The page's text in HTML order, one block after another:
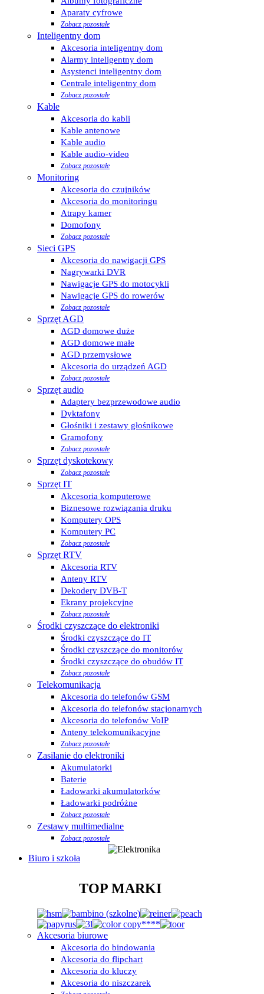
Aparaty cyfrowe
Zobacz pozostałe
Inteligentny dom
Akcesoria inteligentny dom
Alarmy inteligentny dom
Asystenci inteligentny dom
Centrale inteligentny dom
Zobacz pozostałe
Kable
Akcesoria do kabli
Kable antenowe
Kable audio
Kable audio-video
Zobacz pozostałe
Monitoring
Akcesoria do czujników
Akcesoria do monitoringu
Atrapy kamer
Domofony
Zobacz pozostałe
Sieci GPS
Akcesoria do nawigacji GPS
Nagrywarki DVR
Nawigacje GPS do motocykli
Nawigacje GPS do rowerów
Zobacz pozostałe
Sprzęt AGD
AGD domowe duże
AGD domowe małe
AGD przemysłowe
Akcesoria do urządzeń AGD
Zobacz pozostałe
Sprzęt audio
Adaptery bezprzewodowe audio
Dyktafony
Głośniki i zestawy głośnikowe
Gramofony
Zobacz pozostałe
Sprzęt dyskotekowy
Zobacz pozostałe
Sprzęt IT
Akcesoria komputerowe
Biznesowe rozwiązania druku
Komputery OPS
Komputery PC
Zobacz pozostałe
Sprzęt RTV
Akcesoria RTV
Anteny RTV
Dekodery DVB-T
Ekrany projekcyjne
Zobacz pozostałe
Środki czyszczące do elektroniki
Środki czyszczące do IT
Środki czyszczące do monitorów
Środki czyszczące do obudów IT
Zobacz pozostałe
Telekomunikacja
Akcesoria do telefonów GSM
Akcesoria do telefonów stacjonarnych
Akcesoria do telefonów VoIP
Anteny telekomunikacyjne
Zobacz pozostałe
Zasilanie do elektroniki
Akumulatorki
Baterie
Ładowarki akumulatorków
Ładowarki podróżne
Zobacz pozostałe
Zestawy multimedialne
Zobacz pozostałe
Biuro i szkoła
TOP MARKI
Akcesoria biurowe
Akcesoria do bindowania
Akcesoria do flipchart
Akcesoria do kluczy
Akcesoria do niszczarek